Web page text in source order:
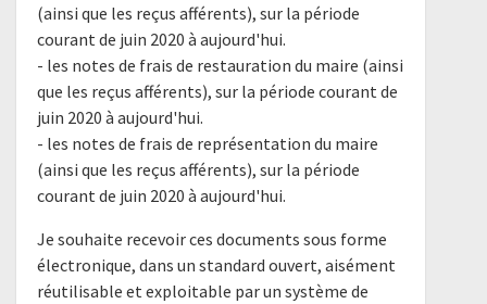
(ainsi que les reçus afférents), sur la période
courant de juin 2020 à aujourd'hui.
- les notes de frais de restauration du maire (ainsi
que les reçus afférents), sur la période courant de
juin 2020 à aujourd'hui.
- les notes de frais de représentation du maire
(ainsi que les reçus afférents), sur la période
courant de juin 2020 à aujourd'hui.
Je souhaite recevoir ces documents sous forme
électronique, dans un standard ouvert, aisément
réutilisable et exploitable par un système de